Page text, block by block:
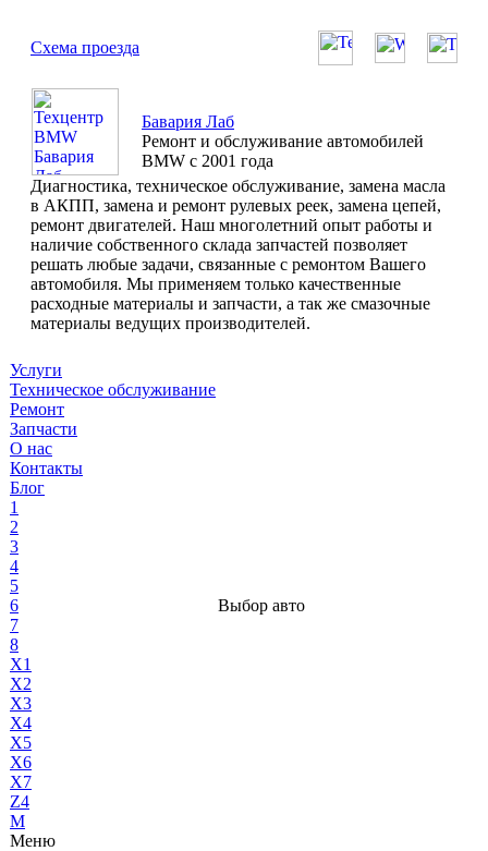
Схема проезда
Бавария Лаб
Ремонт и обслуживание автомобилей
BMW с 2001 года
Диагностика, техническое обслуживание, замена масла
в АКПП, замена и ремонт рулевых реек, замена цепей,
ремонт двигателей. Наш многолетний опыт работы и
наличие собственного склада запчастей позволяет
решать любые задачи, связанные с ремонтом Вашего
автомобиля. Мы применяем только качественные
расходные материалы и запчасти, а так же смазочные
материалы ведущих производителей.
Услуги
Техническое обслуживание
Ремонт
Запчасти
О нас
Контакты
Блог
1
2
3
4
5
6
7
8
X1
X2
X3
X4
X5
X6
X7
Z4
М
Меню
Выбор авто